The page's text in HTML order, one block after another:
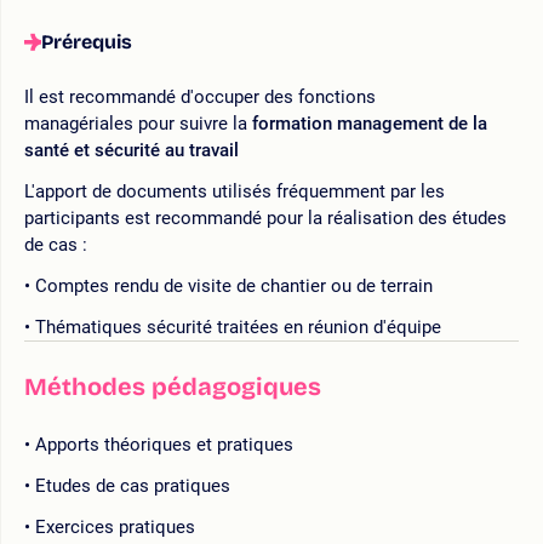
Prérequis
Il est recommandé d'occuper des fonctions
managériales pour suivre la formation management de la
santé et sécurité au travail
L'apport de documents utilisés fréquemment par les
participants est recommandé pour la réalisation des études
de cas :
Comptes rendu de visite de chantier ou de terrain
Thématiques sécurité traitées en réunion d'équipe
Méthodes pédagogiques
Apports théoriques et pratiques
Etudes de cas pratiques
Exercices pratiques